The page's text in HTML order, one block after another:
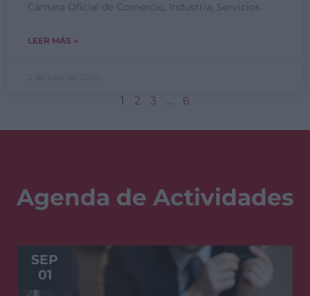
Cámara Oficial de Comercio, Industria, Servicios
LEER MÁS »
1 2 3 … 6
Agenda de Actividades
SEP
01